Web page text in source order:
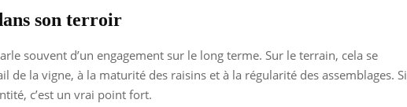
son terroir
souvent d’un engagement sur le long terme. Sur le terrain, cela se
la vigne, à la maturité des raisins et à la régularité des assemblages. Si
c’est un vrai point fort.